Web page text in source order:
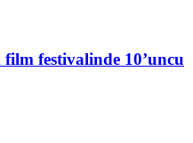
film festivalinde 10’uncu